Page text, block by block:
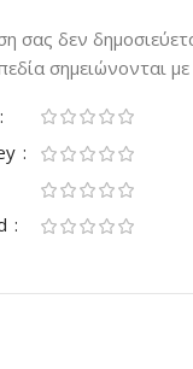
σας δεν
σημειώνονται με